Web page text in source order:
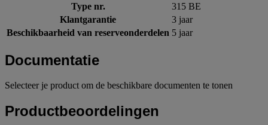
Type nr.
315 BE
Klantgarantie
3 jaar
Beschikbaarheid van reserveonderdelen 5 jaar
Documentatie
Selecteer je product om de beschikbare documenten te tonen
Productbeoordelingen